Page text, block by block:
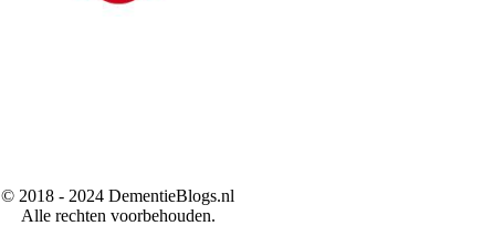
© 2018 - 2024 DementieBlogs.nl
Alle rechten voorbehouden.